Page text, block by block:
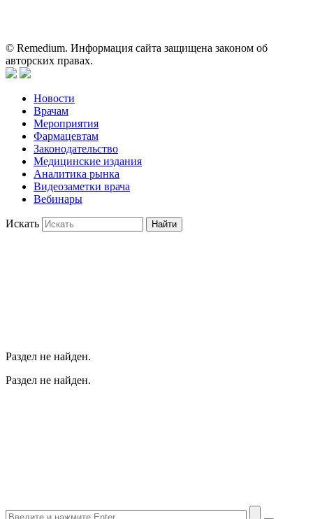
© Remedium. Информация сайта защищена законом об
авторских правах.
Новости
Врачам
Мероприятия
Фармацевтам
Законодательство
Медицинские издания
Аналитика рынка
Видеозаметки врача
Вебинары
Искать Найти
Раздел не найден.
Раздел не найден.